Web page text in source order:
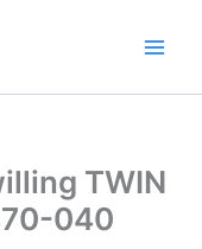
TWIN
040